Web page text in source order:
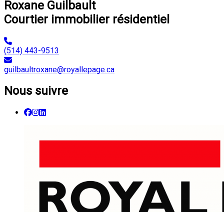
Roxane Guilbault
Courtier immobilier résidentiel
(514) 443-9513
guilbaultroxane@royallepage.ca
Nous suivre